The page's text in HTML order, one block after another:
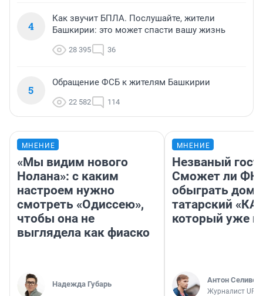
4
Как звучит БПЛА. Послушайте, жители
Башкирии: это может спасти вашу жизнь
28 395 36
5
Обращение ФСБ к жителям Башкирии
22 582 114
МНЕНИЕ
«Мы видим нового
Нолана»: с каким
настроем нужно
смотреть «Одиссею»,
чтобы она не
выглядела как фиаско
Надежда Губарь
МНЕНИЕ
Незваный
Сможет ли ФК
обыграть дома
татарский
который уже
Антон
Журналист